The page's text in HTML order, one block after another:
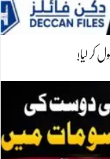
کر لیا!